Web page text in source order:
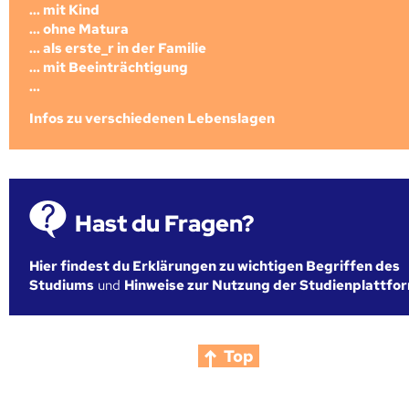
... mit Kind
... ohne Matura
... als erste_r in der Familie
... mit Beeinträchtigung
...
Infos zu verschiedenen Lebenslagen
Hast du Fragen?
Hier findest du Erklärungen zu wichtigen Begriffen des
Studiums und Hinweise zur Nutzung der
Top